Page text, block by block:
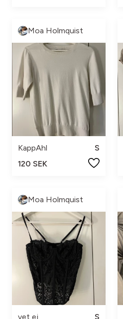
Moa Holmquist
KappAhl
S
120 SEK
Moa Holmquist
vet ej
S